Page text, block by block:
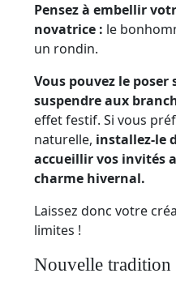
Pensez à embellir
novatrice : le
un rondin.
Vous pouvez le
suspendre aux
effet festif. Si vous
naturelle, installez-le
accueillir vos invités
charme hivernal.
Laissez donc votre
limites !
Nouvelle